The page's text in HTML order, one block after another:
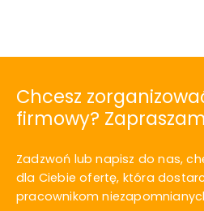
Chcesz
firmowy?
Zadzwoń lub napisz do nas,
dla Ciebie ofertę, która
pracownikom